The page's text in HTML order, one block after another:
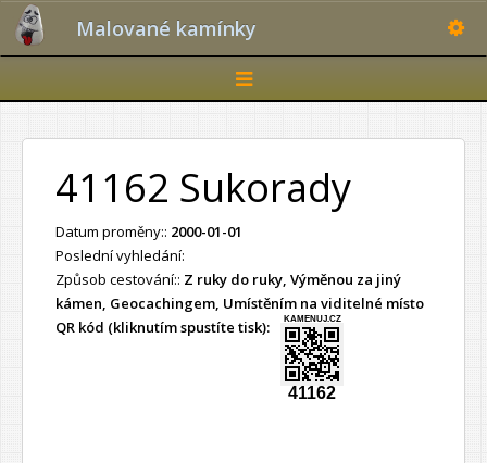
Malované kamínky
Toggle
navigation
41162 Sukorady
Datum proměny:: 2000-01-01
Poslední vyhledání:
Způsob cestování:: Z ruky do ruky, Výměnou za jiný
kámen, Geocachingem, Umístěním na viditelné místo
QR kód (kliknutím spustíte tisk):
KAMENUJ.CZ
41162